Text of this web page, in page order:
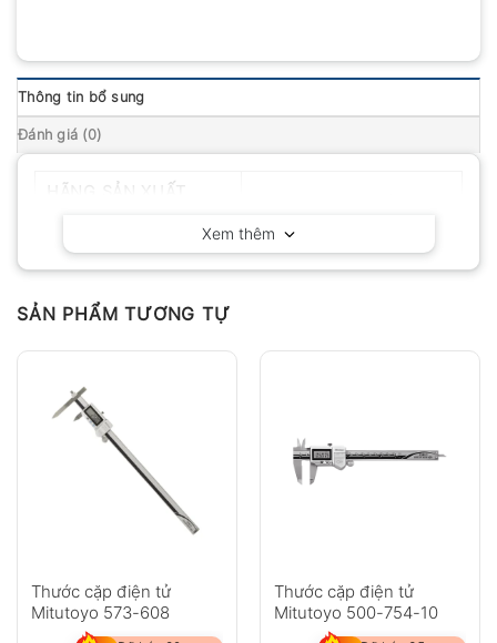
Thông tin bổ sung
Đánh giá (0)
Xem thêm
SẢN PHẨM TƯƠNG TỰ
Thước cặp điện tử
Mitutoyo 573-608
Thước cặp điện tử
Mitutoyo 500-754-10